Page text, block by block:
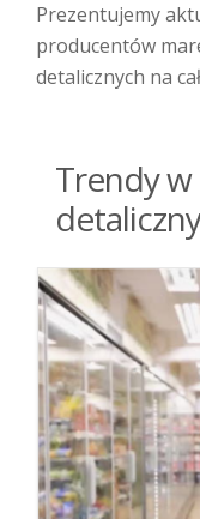
Prezentujemy
producentów
detalicznych na
Trendy